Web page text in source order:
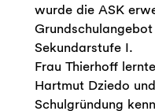
wurde die ASK
Sekundarstufe I.
Frau Thierhoff
Hartmut Dziedo
Schulgründung